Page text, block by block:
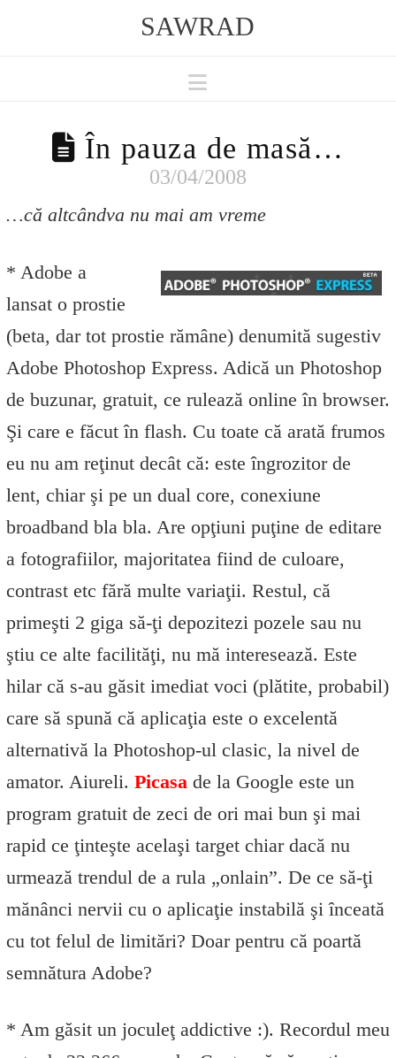
SAWRAD
Navigation
În pauza de masă…
03/04/2008
…că altcândva nu mai am vreme
* Adobe a
lansat o prostie
(beta, dar tot prostie rămâne) denumită sugestiv
Adobe Photoshop Express. Adică un Photoshop
de buzunar, gratuit, ce rulează online în browser.
Şi care e făcut în flash. Cu toate că arată frumos
eu nu am reţinut decât că: este îngrozitor de
lent, chiar şi pe un dual core, conexiune
broadband bla bla. Are opţiuni puţine de editare
a fotografiilor, majoritatea fiind de culoare,
contrast etc fără multe variaţii. Restul, că
primeşti 2 giga să-ţi depozitezi pozele sau nu
ştiu ce alte facilităţi, nu mă interesează. Este
hilar că s-au găsit imediat voci (plătite, probabil)
care să spună că aplicaţia este o excelentă
alternativă la Photoshop-ul clasic, la nivel de
amator. Aiureli. Picasa de la Google este un
program gratuit de zeci de ori mai bun şi mai
rapid ce ţinteşte acelaşi target chiar dacă nu
urmează trendul de a rula „onlain”. De ce să-ţi
mănânci nervii cu o aplicaţie instabilă şi înceată
cu tot felul de limitări? Doar pentru că poartă
semnătura Adobe?
* Am găsit un joculeţ addictive :). Recordul meu